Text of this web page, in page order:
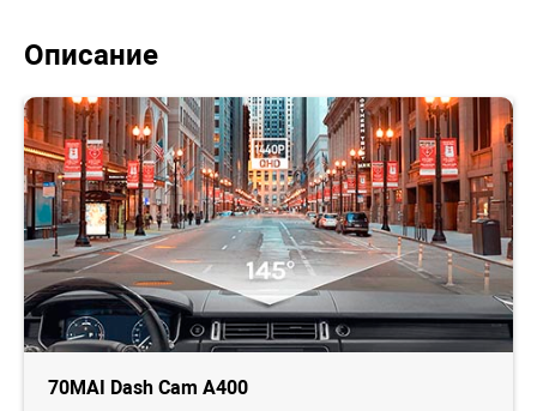
Описание
70MAI Dash Cam A400